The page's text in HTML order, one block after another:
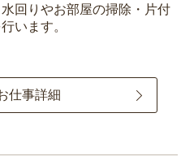
回りやお部屋の掃除・片付
います。
仕事詳細